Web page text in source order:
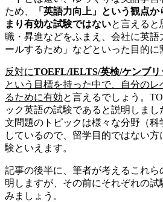
ため、
「英語力向上」という観点
まり有効な試験ではないと言えると
職・昇進などをふまえ、会社に英
ールするため」などといった目的に
反対にTOEFL/IELTS/英検/ケンブリ
という目標を持った中で、自分の
るために有効と言えるでしょう。
ック英語の試験であると説明しま
文問題のトピックは様々な分野（
しているので、留学目的ではない
験といえます。
記事の後半に、筆者が考えるこれ
明しますが、その前にそれぞれの試
みましょう。